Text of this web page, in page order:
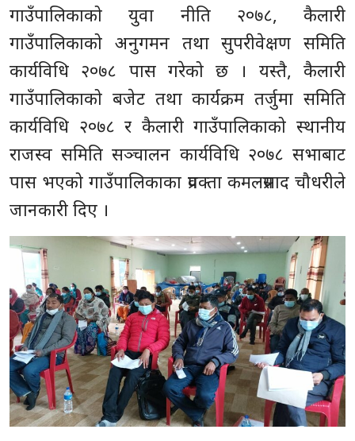
गाउँपालिकाको युवा नीति २०७८, कैलारी
गाउँपालिकाको अनुगमन तथा सुपरीवेक्षण समिति
कार्यविधि २०७८ पास गरेको छ । यस्तै, कैलारी
गाउँपालिकाको बजेट तथा कार्यक्रम तर्जुमा समिति
कार्यविधि २०७८ र कैलारी गाउँपालिकाको स्थानीय
राजस्व समिति सञ्चालन कार्यविधि २०७८ सभाबाट
पास भएको गाउँपालिकाका प्रवक्ता कमलप्रसाद चौधरीले
जानकारी दिए ।